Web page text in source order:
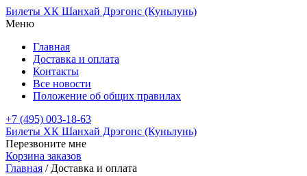
Билеты ХК Шанхай Дрэгонс (Куньлунь)
Меню
Главная
Доставка и оплата
Контакты
Все новости
Положение об общих правилах
+7 (495) 003-18-63
Билеты ХК Шанхай Дрэгонс (Куньлунь)
Перезвоните мне
Корзина заказов
Главная / Доставка и оплата